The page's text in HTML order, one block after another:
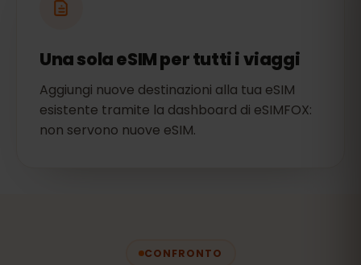
Una sola eSIM per tutti i viaggi
Aggiungi nuove destinazioni alla tua eSIM
esistente tramite la dashboard di eSIMFOX:
non servono nuove eSIM.
CONFRONTO